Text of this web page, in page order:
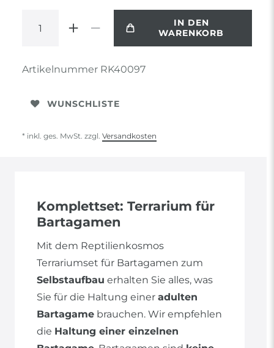
IN DEN
WARENKORB
Artikelnummer RK40097
WUNSCHLISTE
* inkl. ges. MwSt. zzgl. Versandkosten
Komplettset: Terrarium für
Bartagamen
Mit dem Reptilienkosmos
Terrariumset für Bartagamen zum
Selbstaufbau erhalten Sie alles, was
Sie für die Haltung einer adulten
Bartagame brauchen. Wir empfehlen
die Haltung einer einzelnen